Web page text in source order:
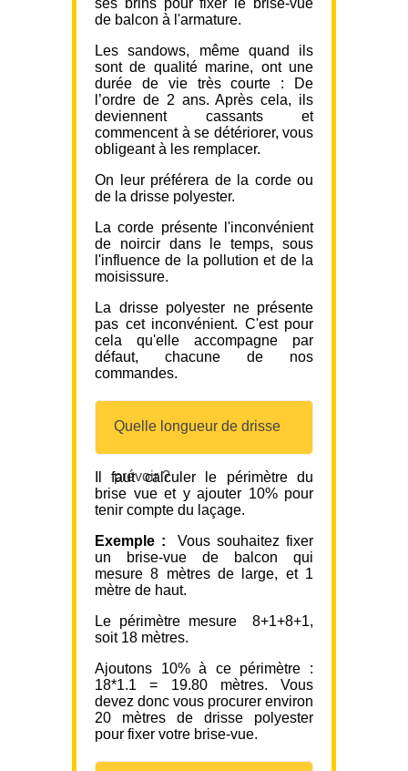
ses brins pour fixer le brise-vue
de balcon à l'armature.
Les sandows, même quand ils
sont de qualité marine, ont une
durée de vie très courte : De
l’ordre de 2 ans. Après cela, ils
deviennent cassants et
commencent à se détériorer, vous
obligeant à les remplacer.
On leur préférera de la corde ou
de la drisse polyester.
La corde présente l'inconvénient
de noircir dans le temps, sous
l'influence de la pollution et de la
moisissure.
La drisse polyester ne présente
pas cet inconvénient. C'est pour
cela qu'elle accompagne par
défaut, chacune de nos
commandes.
Quelle longueur de drisse
prévoir ?
Il faut calculer le périmètre du
brise vue et y ajouter 10% pour
tenir compte du laçage.
Exemple :
Vous souhaitez fixer
un brise-vue de balcon qui
mesure 8 mètres de large, et 1
mètre de haut.
Le périmètre mesure 8+1+8+1,
soit 18 mètres.
Ajoutons 10% à ce périmètre :
18*1.1 = 19.80 mètres. Vous
devez donc vous procurer environ
20 mètres de drisse polyester
pour fixer votre brise-vue.